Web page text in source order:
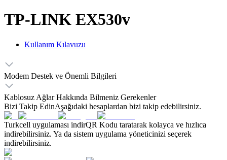
TP-LINK EX530v
Kullanım Kılavuzu
Modem Destek ve Önemli Bilgileri
Kablosuz Ağlar Hakkında Bilmeniz Gerekenler
Bizi Takip EdinAşağıdaki hesaplardan bizi takip edebilirsiniz.
Turkcell uygulaması indirQR Kodu taratarak kolayca ve hızlıca
indirebilirsiniz. Ya da sistem uygulama yöneticinizi seçerek
indirebilirsiniz.